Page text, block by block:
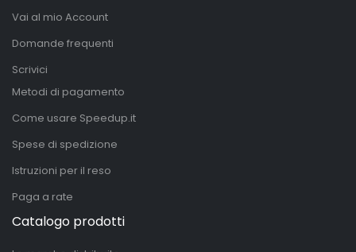
Vai al mio Account
Domande frequenti
Scrivici
Metodi di pagamento
Come usare Speedup.it
Spese di spedizione
Istruzioni per il reso
Paga a rate
Catalogo prodotti